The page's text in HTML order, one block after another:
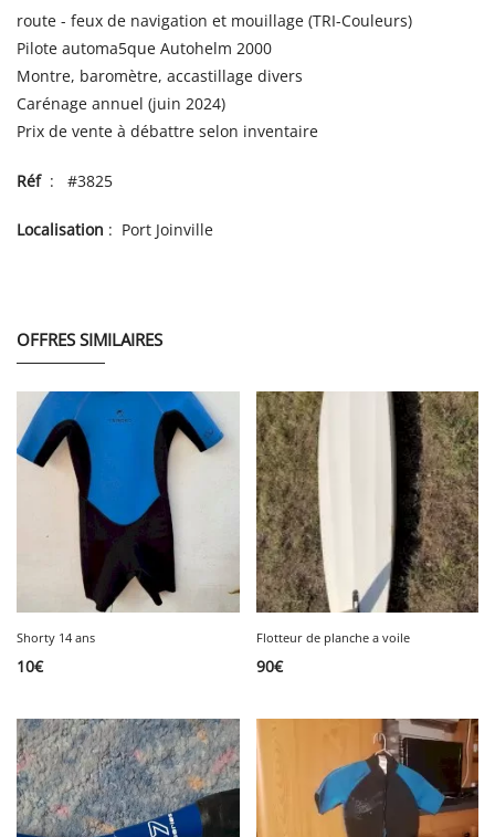
route - feux de navigation et mouillage (TRI-Couleurs)
Pilote automa5que Autohelm 2000
Montre, baromètre, accastillage divers
Carénage annuel (juin 2024)
Prix de vente à débattre selon inventaire
Réf: #3825
Localisation : Port Joinville
OFFRES SIMILAIRES
Shorty 14 ans
10€
Flotteur de planche a voile
90€